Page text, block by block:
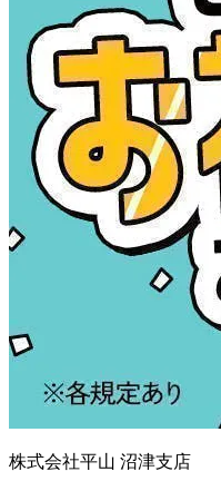
株式会社平山 沼津支店